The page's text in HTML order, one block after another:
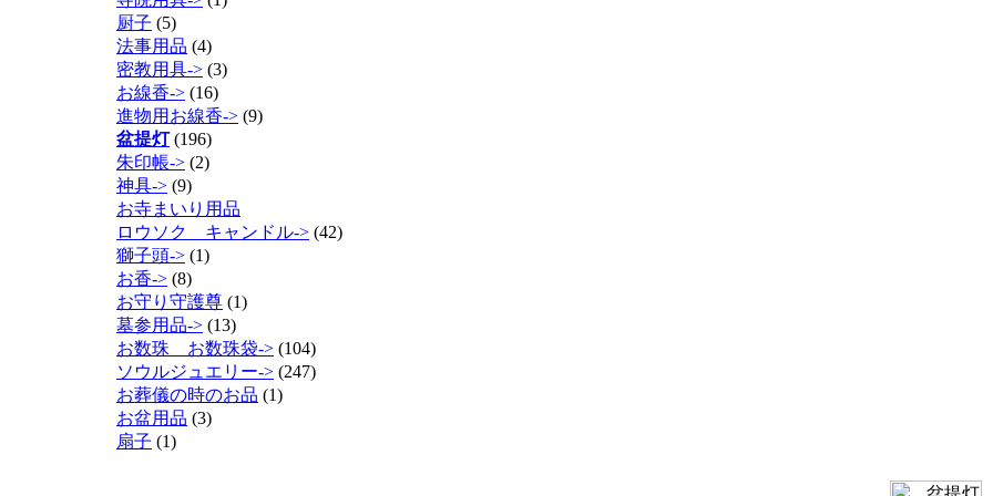
厨子 (5)
法事用品 (4)
密教用具-> (3)
お線香-> (16)
進物用お線香-> (9)
盆提灯(196)
朱印帳-> (2)
神具-> (9)
お寺まいり用品
ロウソク キャンドル-> (42)
獅子頭-> (1)
お香-> (8)
お守り守護尊 (1)
墓参用品-> (13)
お数珠 お数珠袋-> (104)
ソウルジュエリー-> (247)
お葬儀の時のお品 (1)
お盆用品 (3)
扇子 (1)